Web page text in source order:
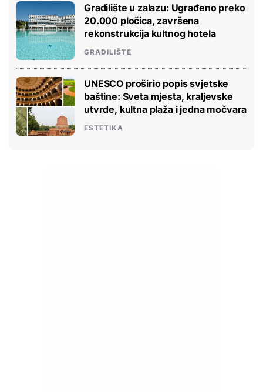
Gradilište u zalazu: Ugrađeno preko
20.000 pločica, završena
rekonstrukcija kultnog hotela
GRADILIŠTE
UNESCO proširio popis svjetske
baštine: Sveta mjesta, kraljevske
utvrde, kultna plaža i jedna močvara
ESTETIKA